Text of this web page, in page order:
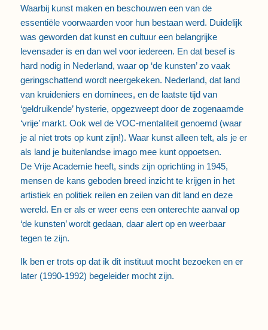
Waarbij kunst maken en beschouwen een van de
essentiële voorwaarden voor hun bestaan werd. Duidelijk
was geworden dat kunst en cultuur een belangrijke
levensader is en dan wel voor iedereen. En dat besef is
hard nodig in Nederland, waar op ‘de kunsten’ zo vaak
geringschattend wordt neergekeken. Nederland, dat land
van kruideniers en dominees, en de laatste tijd van
‘geldruikende’ hysterie, opgezweept door de zogenaamde
‘vrije’ markt. Ook wel de VOC-mentaliteit genoemd (waar
je al niet trots op kunt zijn!). Waar kunst alleen telt, als je er
als land je buitenlandse imago mee kunt oppoetsen.
De Vrije Academie heeft, sinds zijn oprichting in 1945,
mensen de kans geboden breed inzicht te krijgen in het
artistiek en politiek reilen en zeilen van dit land en deze
wereld. En er als er weer eens een onterechte aanval op
‘de kunsten’ wordt gedaan, daar alert op en weerbaar
tegen te zijn.
Ik ben er trots op dat ik dit instituut mocht bezoeken en er
later (1990-1992) begeleider mocht zijn.